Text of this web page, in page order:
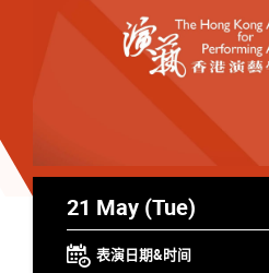
21 May (Tue)
表演日期&时间